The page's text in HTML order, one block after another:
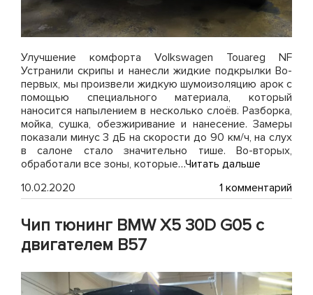
Улучшение комфорта Volkswagen Touareg NF
Устранили скрипы и нанесли жидкие подкрылки Во-
первых, мы произвели жидкую шумоизоляцию арок с
помощью специального материала, который
наносится напылением в несколько слоёв. Разборка,
мойка, сушка, обезжиривание и нанесение. Замеры
показали минус 3 дБ на скорости до 90 км/ч, на слух
в салоне стало значительно тише. Во-вторых,
обработали все зоны, которые…Читать дальше
10.02.2020
1 комментарий
на
Чип тюнинг BMW X5 30D G05 с
двигателем B57